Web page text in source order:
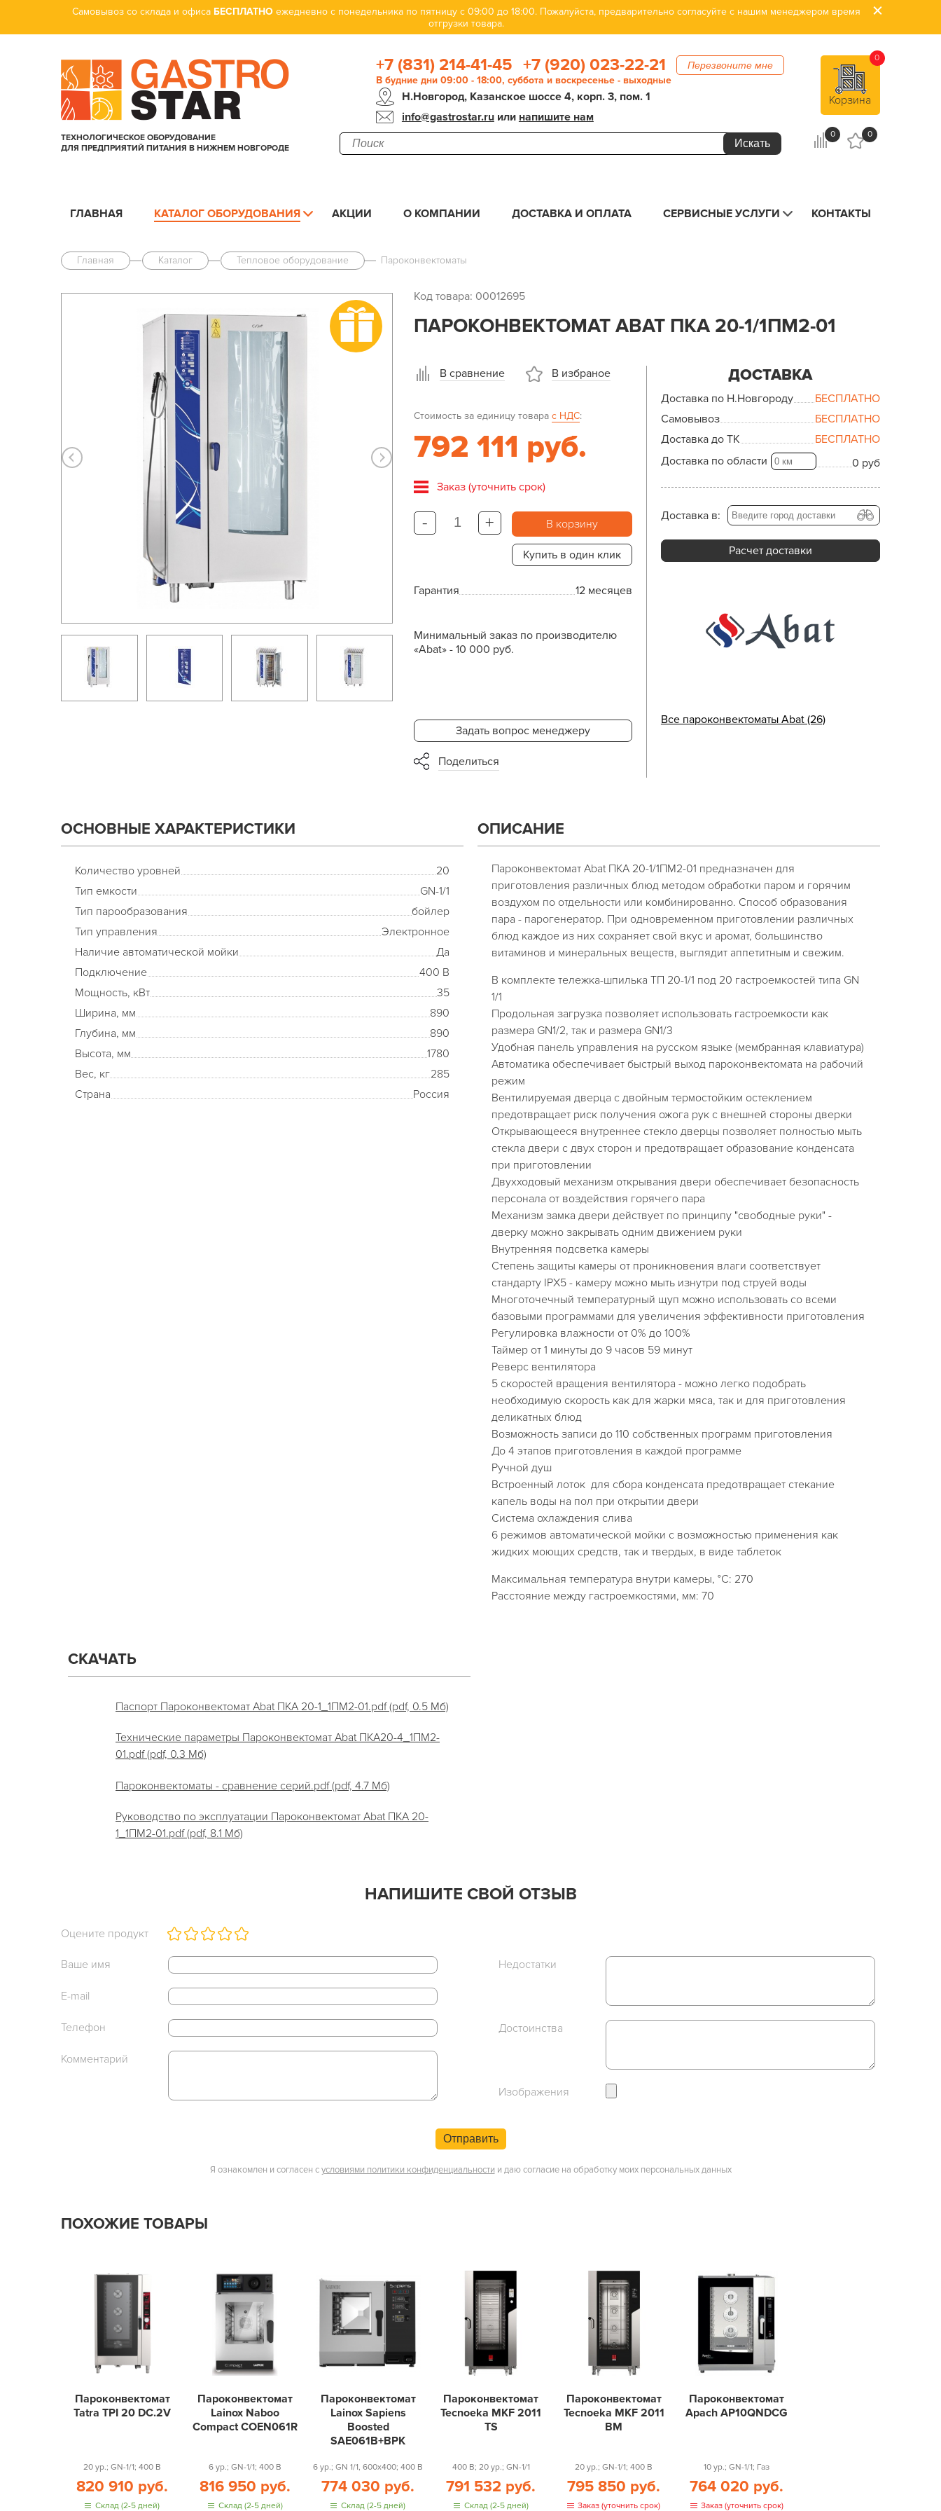
Самовывоз со склада и офиса БЕСПЛАТНО ежедневно с понедельника по пятницу с 09:00 до 18:00. Пожалуйста, предварительно согласуйте с нашим менеджером время
отгрузки товара.
ТЕХНОЛОГИЧЕСКОЕ ОБОРУДОВАНИЕ
ДЛЯ ПРЕДПРИЯТИЙ ПИТАНИЯ В НИЖНЕМ НОВГОРОДЕ
+7 (831) 214-41-45 +7 (920) 023-22-21 Перезвоните мне
В будние дни 09:00 - 18:00, суббота и воскресенье - выходные
Н.Новгород, Казанское шоссе 4, корп. 3, пом. 1
info@gastrostar.ruили напишите нам
Корзина
0
0 0
ГЛАВНАЯ КАТАЛОГ ОБОРУДОВАНИЯ АКЦИИ О КОМПАНИИ ДОСТАВКА И ОПЛАТА СЕРВИСНЫЕ УСЛУГИ КОНТАКТЫ
Главная Каталог Тепловое оборудование Пароконвектоматы
Код товара: 00012695
ПАРОКОНВЕКТОМАТ ABAT ПКА 20-1/1ПМ2-01
В сравнение В избраное
Стоимость за единицу товара с НДС:
792 111 руб.
Заказ (уточнить срок)
- + В корзину
Купить в один клик
Гарантия 12 месяцев
Минимальный заказ по производителю
«Abat» - 10 000 руб.
Задать вопрос менеджеру
Поделиться
ДОСТАВКА
Доставка по Н.Новгороду
БЕСПЛАТНО
Самовывоз
БЕСПЛАТНО
Доставка до ТК
БЕСПЛАТНО
Доставка по области
0 руб
Доставка в:
Расчет доставки
Все пароконвектоматы Abat (26)
ОСНОВНЫЕ ХАРАКТЕРИСТИКИ
Количество уровней
20
Тип емкости
GN-1/1
Тип парообразования
бойлер
Тип управления
Электронное
Наличие автоматической мойки
Да
Подключение
400 В
Мощность, кВт
35
Ширина, мм
890
Глубина, мм
890
Высота, мм
1780
Вес, кг
285
Страна
Россия
ОПИСАНИЕ
Пароконвектомат Abat ПКА 20-1/1ПМ2-01 предназначен для
приготовления различных блюд методом обработки паром и горячим
воздухом по отдельности или комбинированно. Способ образования
пара - парогенератор. При одновременном приготовлении различных
блюд каждое из них сохраняет свой вкус и аромат, большинство
витаминов и минеральных веществ, выглядит аппетитным и свежим.
В комплекте тележка-шпилька ТП 20-1/1 под 20 гастроемкостей типа GN
1/1
Продольная загрузка позволяет использовать гастроемкости как
размера GN1/2, так и размера GN1/3
Удобная панель управления на русском языке (мембранная клавиатура)
Автоматика обеспечивает быстрый выход пароконвектомата на рабочий
режим
Вентилируемая дверца с двойным термостойким остеклением
предотвращает риск получения ожога рук с внешней стороны дверки
Открывающееся внутреннее стекло дверцы позволяет полностью мыть
стекла двери с двух сторон и предотвращает образование конденсата
при приготовлении
Двухходовый механизм открывания двери обеспечивает безопасность
персонала от воздействия горячего пара
Механизм замка двери действует по принципу "свободные руки" -
дверку можно закрывать одним движением руки
Внутренняя подсветка камеры
Степень защиты камеры от проникновения влаги соответствует
стандарту IPX5 - камеру можно мыть изнутри под струей воды
Многоточечный температурный щуп можно использовать со всеми
базовыми программами для увеличения эффективности приготовления
Регулировка влажности от 0% до 100%
Таймер от 1 минуты до 9 часов 59 минут
Реверс вентилятора
5 скоростей вращения вентилятора - можно легко подобрать
необходимую скорость как для жарки мяса, так и для приготовления
деликатных блюд
Возможность записи до 110 собственных программ приготовления
До 4 этапов приготовления в каждой программе
Ручной душ
Встроенный лоток для сбора конденсата предотвращает стекание
капель воды на пол при открытии двери
Система охлаждения слива
6 режимов автоматической мойки с возможностью применения как
жидких моющих средств, так и твердых, в виде таблеток
Максимальная температура внутри камеры, °C: 270
Расстояние между гастроемкостями, мм: 70
СКАЧАТЬ
Паспорт Пароконвектомат Abat ПКА 20-1_1ПМ2-01.pdf (pdf, 0.5 Мб)
Технические параметры Пароконвектомат Abat ПКА20-4_1ПМ2-
01.pdf (pdf, 0.3 Мб)
Пароконвектоматы - сравнение серий.pdf (pdf, 4.7 Мб)
Руководство по эксплуатации Пароконвектомат Abat ПКА 20-
1_1ПМ2-01.pdf (pdf, 8.1 Мб)
НАПИШИТЕ СВОЙ ОТЗЫВ
Оцените продукт
Ваше имя
E-mail
Телефон
Комментарий
Недостатки
Достоинства
Изображения
Отправить
Я ознакомлен и согласен сусловиями политики конфиденциальности и даю согласие на обработку моих персональных данных
ПОХОЖИЕ ТОВАРЫ
Пароконвектомат
Tatra TPI 20 DC.2V
20 ур.; GN-1/1; 400 В
820 910 руб.
Склад (2-5 дней)
Пароконвектомат
Lainox Naboo
Compact COEN061R
6 ур.; GN-1/1; 400 В
816 950 руб.
Склад (2-5 дней)
Пароконвектомат
Lainox Sapiens
Boosted
SAE061B+BPK
6 ур.; GN 1/1, 600x400; 400 В
774 030 руб.
Склад (2-5 дней)
Пароконвектомат
Tecnoeka MKF 2011
TS
400 В; 20 ур.; GN-1/1
791 532 руб.
Склад (2-5 дней)
Пароконвектомат
Tecnoeka MKF 2011
BM
20 ур.; GN-1/1; 400 В
795 850 руб.
Заказ (уточнить срок)
Пароконвектомат
Apach AP10QNDCG
10 ур.; GN-1/1; Газ
764 020 руб.
Заказ (уточнить срок)